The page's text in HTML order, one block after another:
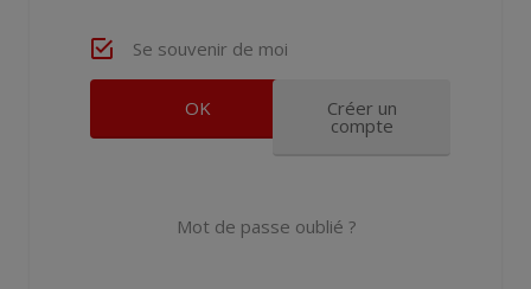
Se souvenir de moi
Créer un
compte
Mot de passe oublié ?